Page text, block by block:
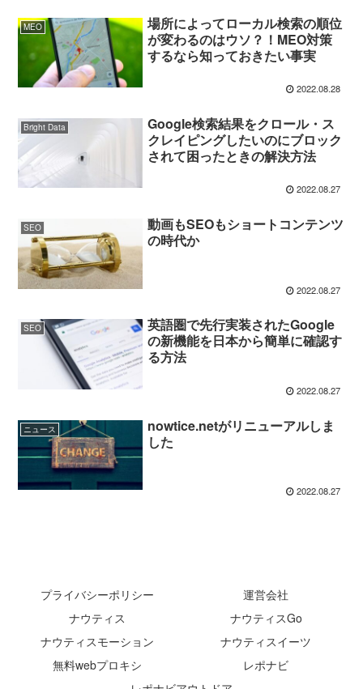
MEO
場所によってローカル検索の順位
が変わるのはウソ？！MEO対策
するなら知っておきたい事実
2022.08.28
Bright Data
Google検索結果をクロール・ス
クレイピングしたいのにブロック
されて困ったときの解決方法
2022.08.27
SEO
動画もSEOもショートコンテンツ
の時代か
2022.08.27
SEO
英語圏で先行実装されたGoogle
の新機能を日本から簡単に確認す
る方法
2022.08.27
ニュース
nowtice.netがリニューアルしま
した
2022.08.27
プライバシーポリシー
運営会社
ナウティス
ナウティスGo
ナウティスモーション
ナウティスイーツ
無料webプロキシ
レポナビ